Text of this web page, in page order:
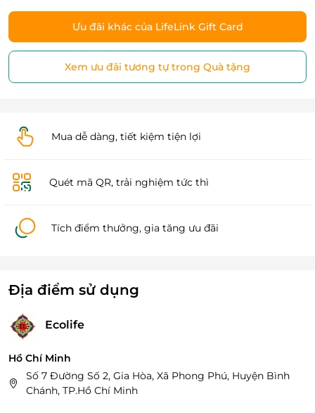
Ưu đãi khác của LifeLink Gift Card
Xem ưu đãi tương tự trong Quà tặng
Mua dễ dàng, tiết kiệm tiện lợi
Quét mã QR, trải nghiệm tức thì
Tích điểm thưởng, gia tăng ưu đãi
Địa điểm sử dụng
Ecolife
Hồ Chí Minh
Số 7 Đường Số 2, Gia Hòa, Xã Phong Phú, Huyện Bình
Chánh, TP.Hồ Chí Minh